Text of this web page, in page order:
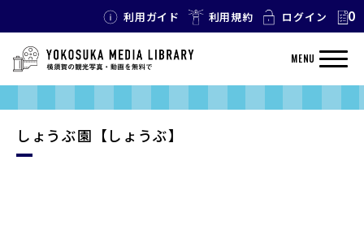
利用ガイド 利用規約 ログイン 0
MENU
しょうぶ園【しょうぶ】